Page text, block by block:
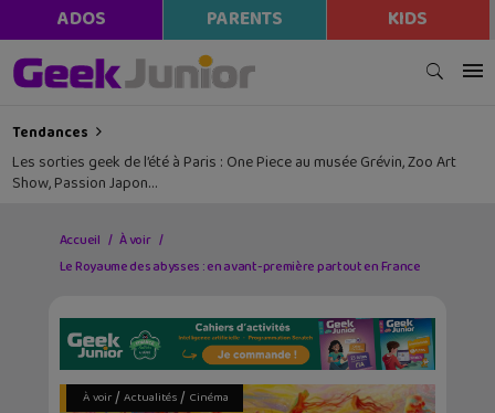
ADOS PARENTS KIDS
Tendances
Les sorties geek de l’été à Paris : One Piece au musée Grévin, Zoo Art
Show, Passion Japon…
Accueil
À voir
Le Royaume des abysses : en avant-première partout en France
À voir/ Actualités/ Cinéma